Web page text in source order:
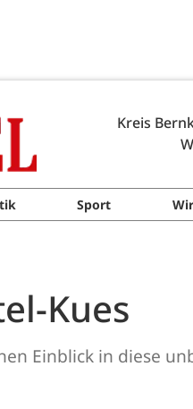
Kreis
Sport
Kues
Einblick in diese